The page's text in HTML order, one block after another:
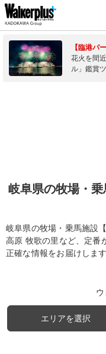
【臨港パ
花火を間
ル」鑑賞
岐阜県の牧場・
岐阜県の牧場・乗馬施設
高原 牧歌の里など、定番
正確な情報をお届けします
エリアを選択